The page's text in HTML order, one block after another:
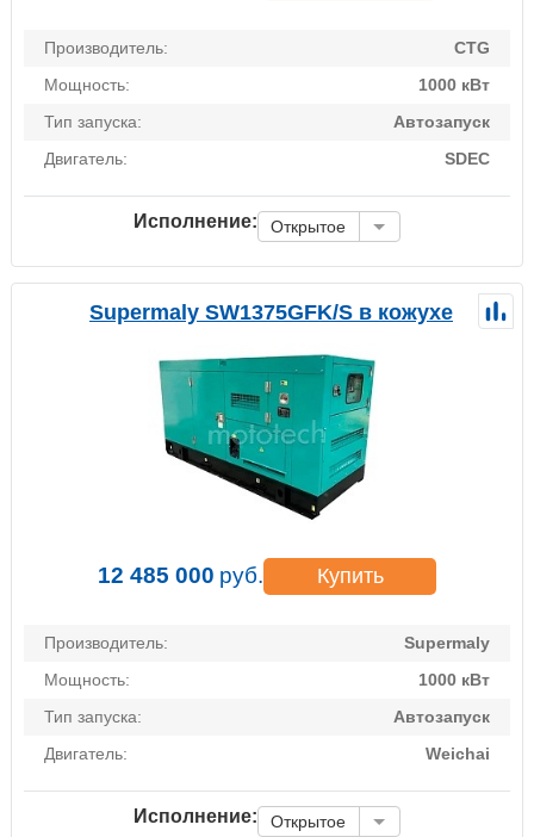
Производитель:
CTG
Мощность:
1000 кВт
Тип запуска:
Автозапуск
Двигатель:
SDEC
Исполнение: Открытое
Supermaly SW1375GFK/S в кожухе
12 485 000 руб. Купить
Производитель:
Supermaly
Мощность:
1000 кВт
Тип запуска:
Автозапуск
Двигатель:
Weichai
Исполнение: Открытое